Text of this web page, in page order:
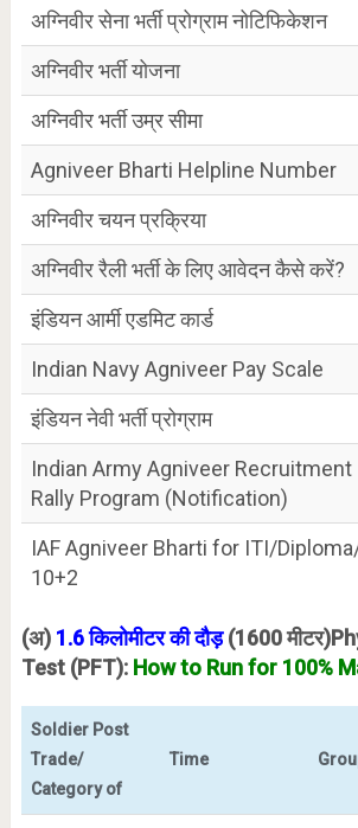
अग्निवीर सेना भर्ती प्रोग्राम नोटिफिकेशन
अग्निवीर भर्ती योजना
अग्निवीर भर्ती उम्र सीमा
Agniveer Bharti Helpline Number
अग्निवीर चयन प्रक्रिया
अग्निवीर रैली भर्ती के लिए आवेदन कैसे करें?
इंडियन आर्मी एडमिट कार्ड
Indian Navy Agniveer Pay Scale
इंडियन नेवी भर्ती प्रोग्राम
Indian Army Agniveer Recruitment
Rally Program (Notification)
IAF Agniveer Bharti for ITI/
10+2
(अ) 1.6 किलोमीटर की दौड़(1600
Test (PFT): How to Run for 100%
Soldier Post
Trade/
Category of
Time